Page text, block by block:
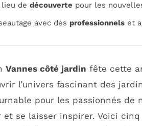
lieu de découverte pour les
avec des professionnels et
Vannes côté jardin fête cette
l’univers fascinant des
pour les passionnés de
et se laisser inspirer. Voici